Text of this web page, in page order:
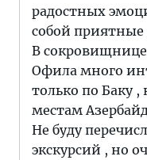
радостных
собой
В сокровищнице
Офила много
только по Баку
местам
Не буду
экскурсий , но